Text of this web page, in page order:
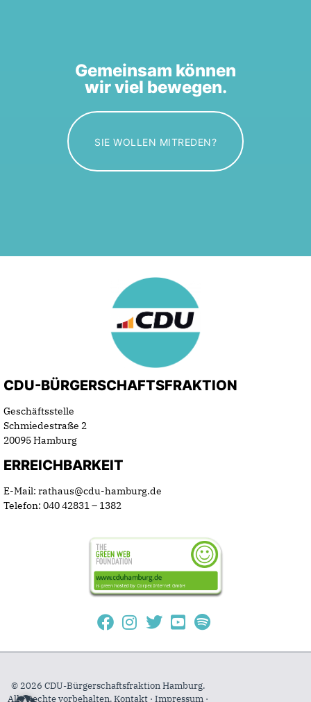
Gemeinsam können
wir viel bewegen.
SIE WOLLEN MITREDEN?
CDU-BÜRGERSCHAFTSFRAKTION
Geschäftsstelle
Schmiedestraße 2
20095 Hamburg
ERREICHBARKEIT
E-Mail: rathaus@cdu-hamburg.de
Telefon: 040 42831 – 1382
© 2026 CDU-Bürgerschaftsfraktion Hamburg.
Alle Rechte vorbehalten.Kontakt· Impressum·